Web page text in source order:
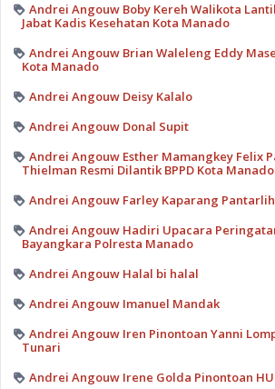
Andrei Angouw Boby Kereh Walikota
Jabat Kadis Kesehatan Kota Manado
Andrei Angouw Brian Waleleng Eddy
Kota Manado
Andrei Angouw Deisy Kalalo
Andrei Angouw Donal Supit
Andrei Angouw Esther Mamangkey Felix
Thielman Resmi Dilantik BPPD Kota Manado
Andrei Angouw Farley Kaparang
Andrei Angouw Hadiri Upacara
Bayangkara Polresta Manado
Andrei Angouw Halal bi halal
Andrei Angouw Imanuel Mandak
Andrei Angouw Iren Pinontoan Yanni
Tunari
Andrei Angouw Irene Golda Pinontoan